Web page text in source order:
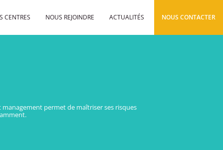
CENTRES NOUS REJOINDRE ACTUALITÉS NOUS CONTACTER
management permet de maîtriser ses risques